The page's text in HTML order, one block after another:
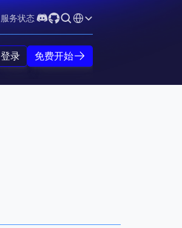
服务状态 Select Language
登录 免费开始